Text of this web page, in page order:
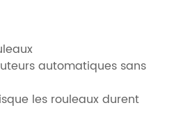
automatiques sans
les rouleaux durent